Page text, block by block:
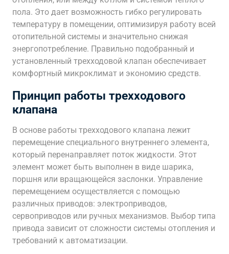
пола. Это дает возможность гибко регулировать
температуру в помещении, оптимизируя работу всей
отопительной системы и значительно снижая
энергопотребление. Правильно подобранный и
установленный трехходовой клапан обеспечивает
комфортный микроклимат и экономию средств.
Принцип работы трехходового
клапана
В основе работы трехходового клапана лежит
перемещение специального внутреннего элемента,
который перенаправляет поток жидкости. Этот
элемент может быть выполнен в виде шарика,
поршня или вращающейся заслонки. Управление
перемещением осуществляется с помощью
различных приводов: электроприводов,
сервоприводов или ручных механизмов. Выбор типа
привода зависит от сложности системы отопления и
требований к автоматизации.